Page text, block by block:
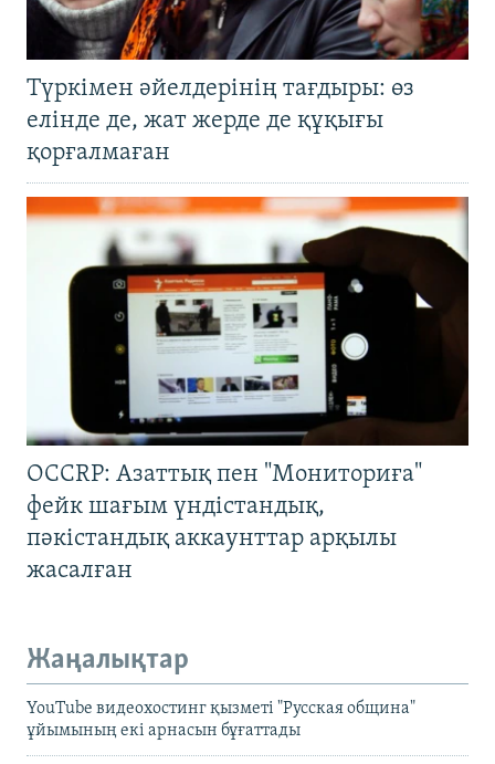
Түркімен әйелдерінің тағдыры: өз
елінде де, жат жерде де құқығы
қорғалмаған
OCCRP: Азаттық пен "Мониториға"
фейк шағым үндістандық,
пәкістандық аккаунттар арқылы
жасалған
Жаңалықтар
YouTube видеохостинг қызметі "Русская община"
ұйымының екі арнасын бұғаттады